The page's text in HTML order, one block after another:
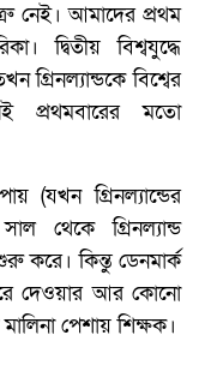
নেই। আমাদের প্রথম
দ্বিতীয় বিশ্বযুদ্ধে
গ্রিনল্যান্ডকে বিশ্বের
প্রথমবারের মতো
(যখন গ্রিনল্যান্ডের
থেকে গ্রিনল্যান্ড
করে। কিন্তু ডেনমার্ক
দেওয়ার আর কোনো
পেশায় শিক্ষক।